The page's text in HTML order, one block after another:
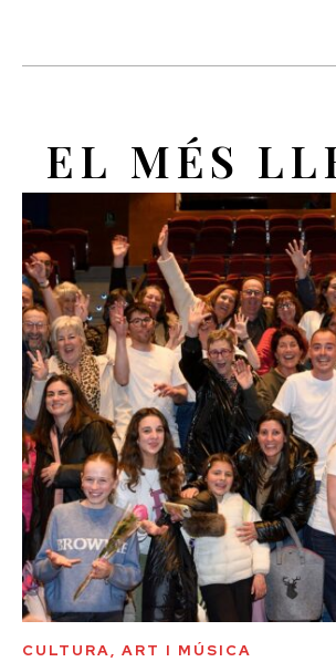
EL MÉS
CULTURA, ART I MÚSICA